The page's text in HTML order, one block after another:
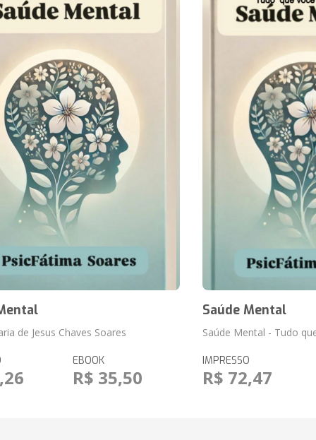
de Jesus Chaves Soares
EBOOK
R$ 35,50
Saúde Mental
Saúde Mental - Tudo
IMPRESSO
R$ 72,47